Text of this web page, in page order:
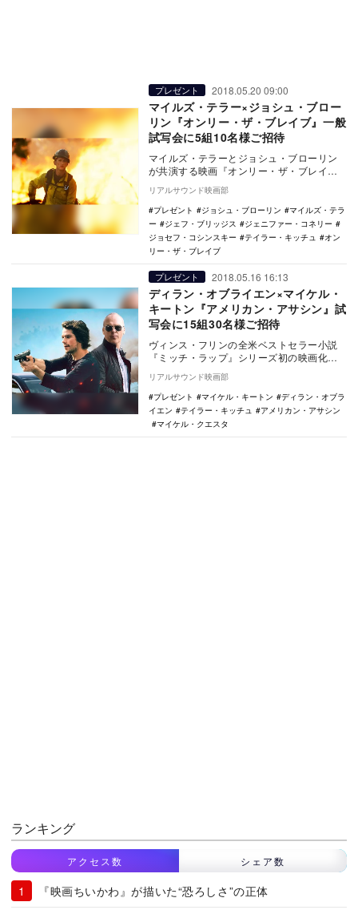
プレゼント 2018.05.20 09:00
マイルズ・テラー×ジョシュ・ブロー
リン『オンリー・ザ・ブレイブ』一般
試写会に5組10名様ご招待
マイルズ・テラーとジョシュ・ブローリン
が共演する映画『オンリー・ザ・ブレイ
ブ』が6月22日に公開される。 『オブリ
ビオン』の…
リアルサウンド映画部
プレゼント
ジョシュ・ブローリン
マイルズ・テラ
ー
ジェフ・ブリッジス
ジェニファー・コネリー
ジョセフ・コシンスキー
テイラー・キッチュ
オン
リー・ザ・ブレイブ
プレゼント 2018.05.16 16:13
ディラン・オブライエン×マイケル・
キートン『アメリカン・アサシン』試
写会に15組30名様ご招待
ヴィンス・フリンの全米ベストセラー小説
『ミッチ・ラップ』シリーズ初の映画化作
品『アメリカン・アサシン』が、6月29日に
公開される…
リアルサウンド映画部
プレゼント
マイケル・キートン
ディラン・オブラ
イエン
テイラー・キッチュ
アメリカン・アサシン
マイケル・クエスタ
ランキング
アクセス数 シェア数
『映画ちいかわ』が描いた“恐ろしさ”の正体